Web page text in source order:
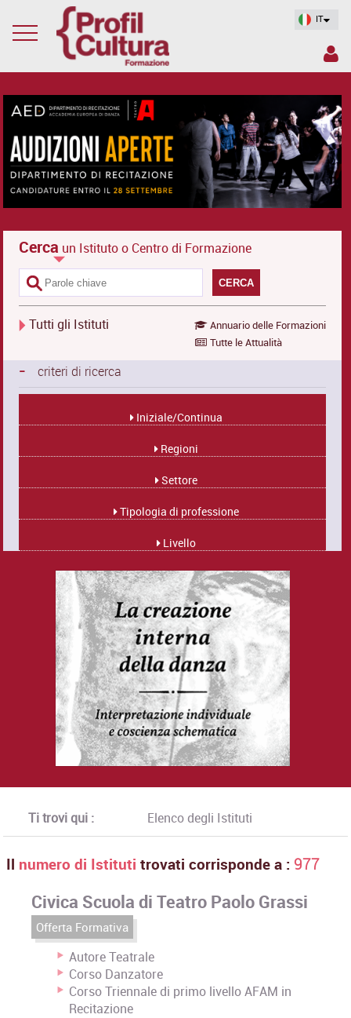
IT
Cerca un Istituto o Centro di Formazione
CERCA
Tutti gli Istituti
Annuario delle Formazioni
Tutte le Attualità
- criteri di ricerca
Iniziale/Continua
Regioni
Settore
Tipologia di professione
Livello
Ti trovi qui : Elenco degli Istituti
Il numero di Istituti trovati corrisponde a : 977
Civica Scuola di Teatro Paolo Grassi
Offerta Formativa
Autore Teatrale
Corso Danzatore
Corso Triennale di primo livello AFAM in
Recitazione